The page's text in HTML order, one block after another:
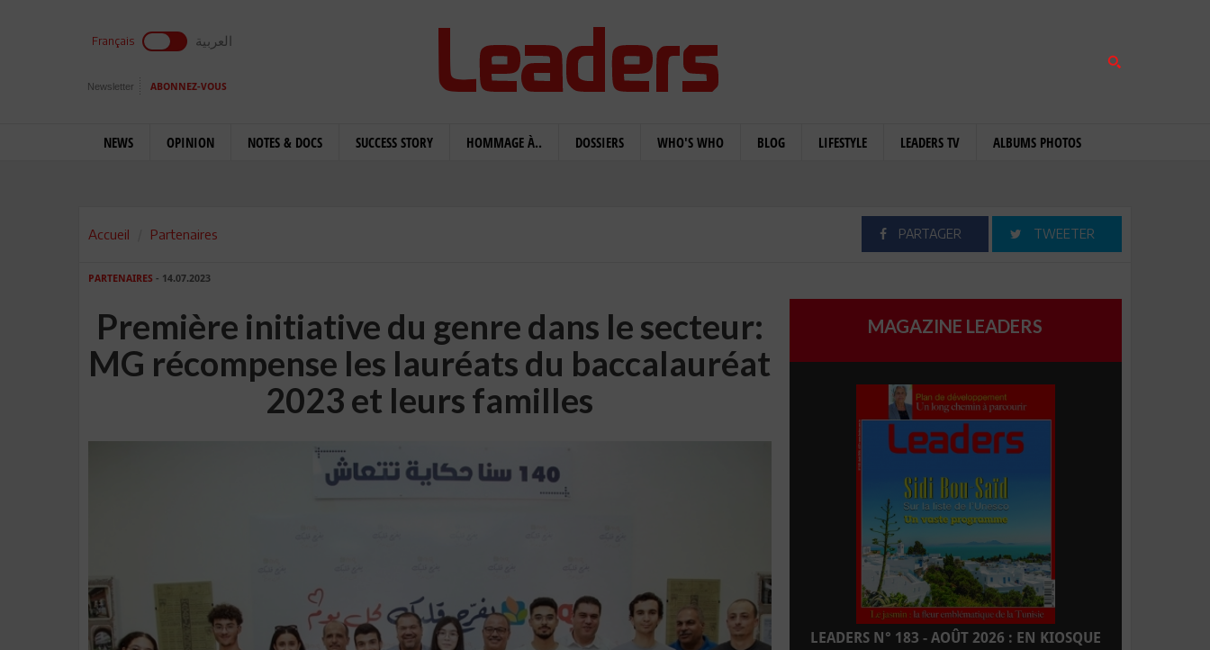
Français العربية
Newsletter ABONNEZ-VOUS
NEWS OPINION NOTES & DOCS SUCCESS STORY HOMMAGE À.. DOSSIERS WHO'S WHO BLOG LIFESTYLE LEADERS TV ALBUMS PHOTOS
Accueil Partenaires PARTAGER TWEETER
PARTENAIRES - 14.07.2023
Première initiative du genre dans le secteur:
MG récompense les lauréats du baccalauréat
2023 et leurs familles
MAGAZINE LEADERS
LEADERS N° 183 - AOÛT 2026 : EN KIOSQUE